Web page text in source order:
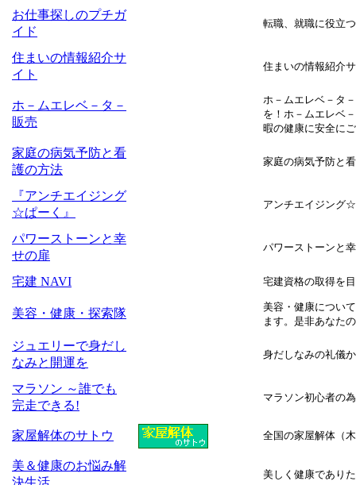
お仕事探しのプチガ
イド
転職、就職に役立
住まいの情報紹介サ
イト
住まいの情報紹介
ホ－ムエレベ－タ－
販売
ホ－ムエレベ－タ
を！ホ－ムエレベ
暇の健康に安全に
家庭の病気予防と看
護の方法
家庭の病気予防と
『アンチエイジング
☆ぱーく』
アンチエイジング
パワーストーンと幸
せの扉
パワーストーンと
宅建 NAVI 宅建資格の取得を
美容・健康・探索隊
美容・健康につい
ます。是非あなた
ジュエリーで身だし
なみと開運を
身だしなみの礼儀
マラソン ～誰でも
完走できる!
マラソン初心者の
家屋解体のサトウ 全国の家屋解体（
美＆健康のお悩み解
決生活
美しく健康であり